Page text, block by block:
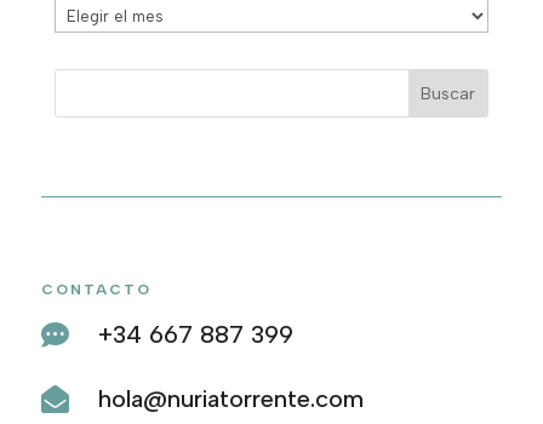
Año
tras
año
CONTACTO
 +34 667 887 399
 hola@nuriatorrente.com